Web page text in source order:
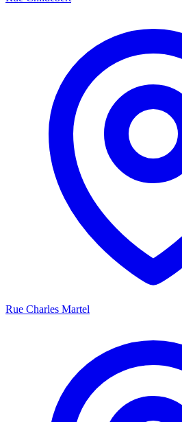
Rue Charles Martel